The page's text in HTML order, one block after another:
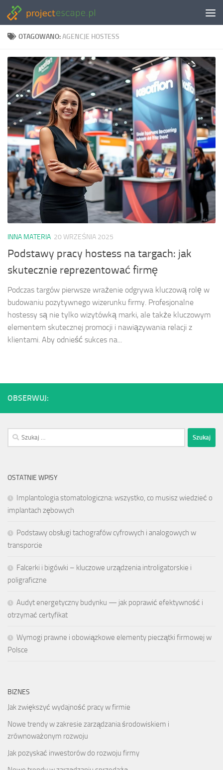
Skip to content
OTAGOWANO:AGENCJE HOSTESS
INNA MATERIA 20 WRZEŚNIA 2025
Podstawy pracy hostess na targach: jak
skutecznie reprezentować firmę
Podczas targów pierwsze wrażenie odgrywa kluczową rolę w
budowaniu pozytywnego wizerunku firmy. Profesjonalne
hostessy są nie tylko wizytówką marki, ale także kluczowym
elementem skutecznej promocji i nawiązywania relacji z
klientami. Aby odnieść sukces na...
OBSERWUJ:
Szukaj:
OSTATNIE WPISY
Implantologia stomatologiczna: wszystko, co musisz wiedzieć o
implantach zębowych
Podstawy obsługi tachografów cyfrowych i analogowych w
transporcie
Falcerki i bigówki – kluczowe urządzenia introligatorskie i
poligraficzne
Audyt energetyczny budynku — jak poprawić efektywność i
otrzymać certyfikat
Wymogi prawne i obowiązkowe elementy pieczątki firmowej w
Polsce
BIZNES
Jak zwiększyć wydajność pracy w firmie
Nowe trendy w zakresie zarządzania środowiskiem i
zrównoważonym rozwoju
Jak pozyskać inwestorów do rozwoju firmy